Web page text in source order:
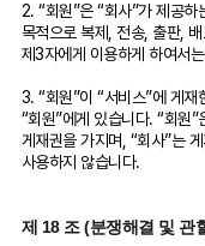
2. “회원”은 “회사”가 제공하
목적으로 복제, 전송, 출판,
제3자에게 이용하게 하여서
3. “회원”이 “서비스”에 게
“회원”에게 있습니다. “회원
게재권을 가지며, “회사”는
사용하지 않습니다.
제 18 조 (분쟁해결 및 관